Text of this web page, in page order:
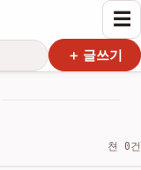
☰
＋ 글쓰기
쳔 0건